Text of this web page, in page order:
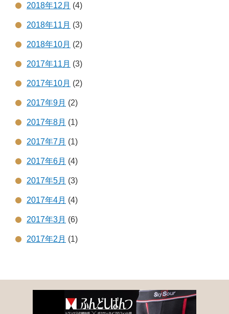
2018年12月 (4)
2018年11月 (3)
2018年10月 (2)
2017年11月 (3)
2017年10月 (2)
2017年9月 (2)
2017年8月 (1)
2017年7月 (1)
2017年6月 (4)
2017年5月 (3)
2017年4月 (4)
2017年3月 (6)
2017年2月 (1)